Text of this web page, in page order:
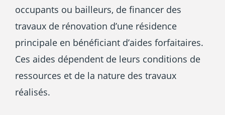
occupants ou bailleurs, de financer des
travaux de rénovation d’une résidence
principale en bénéficiant d’aides forfaitaires.
Ces aides dépendent de leurs conditions de
ressources et de la nature des travaux
réalisés.